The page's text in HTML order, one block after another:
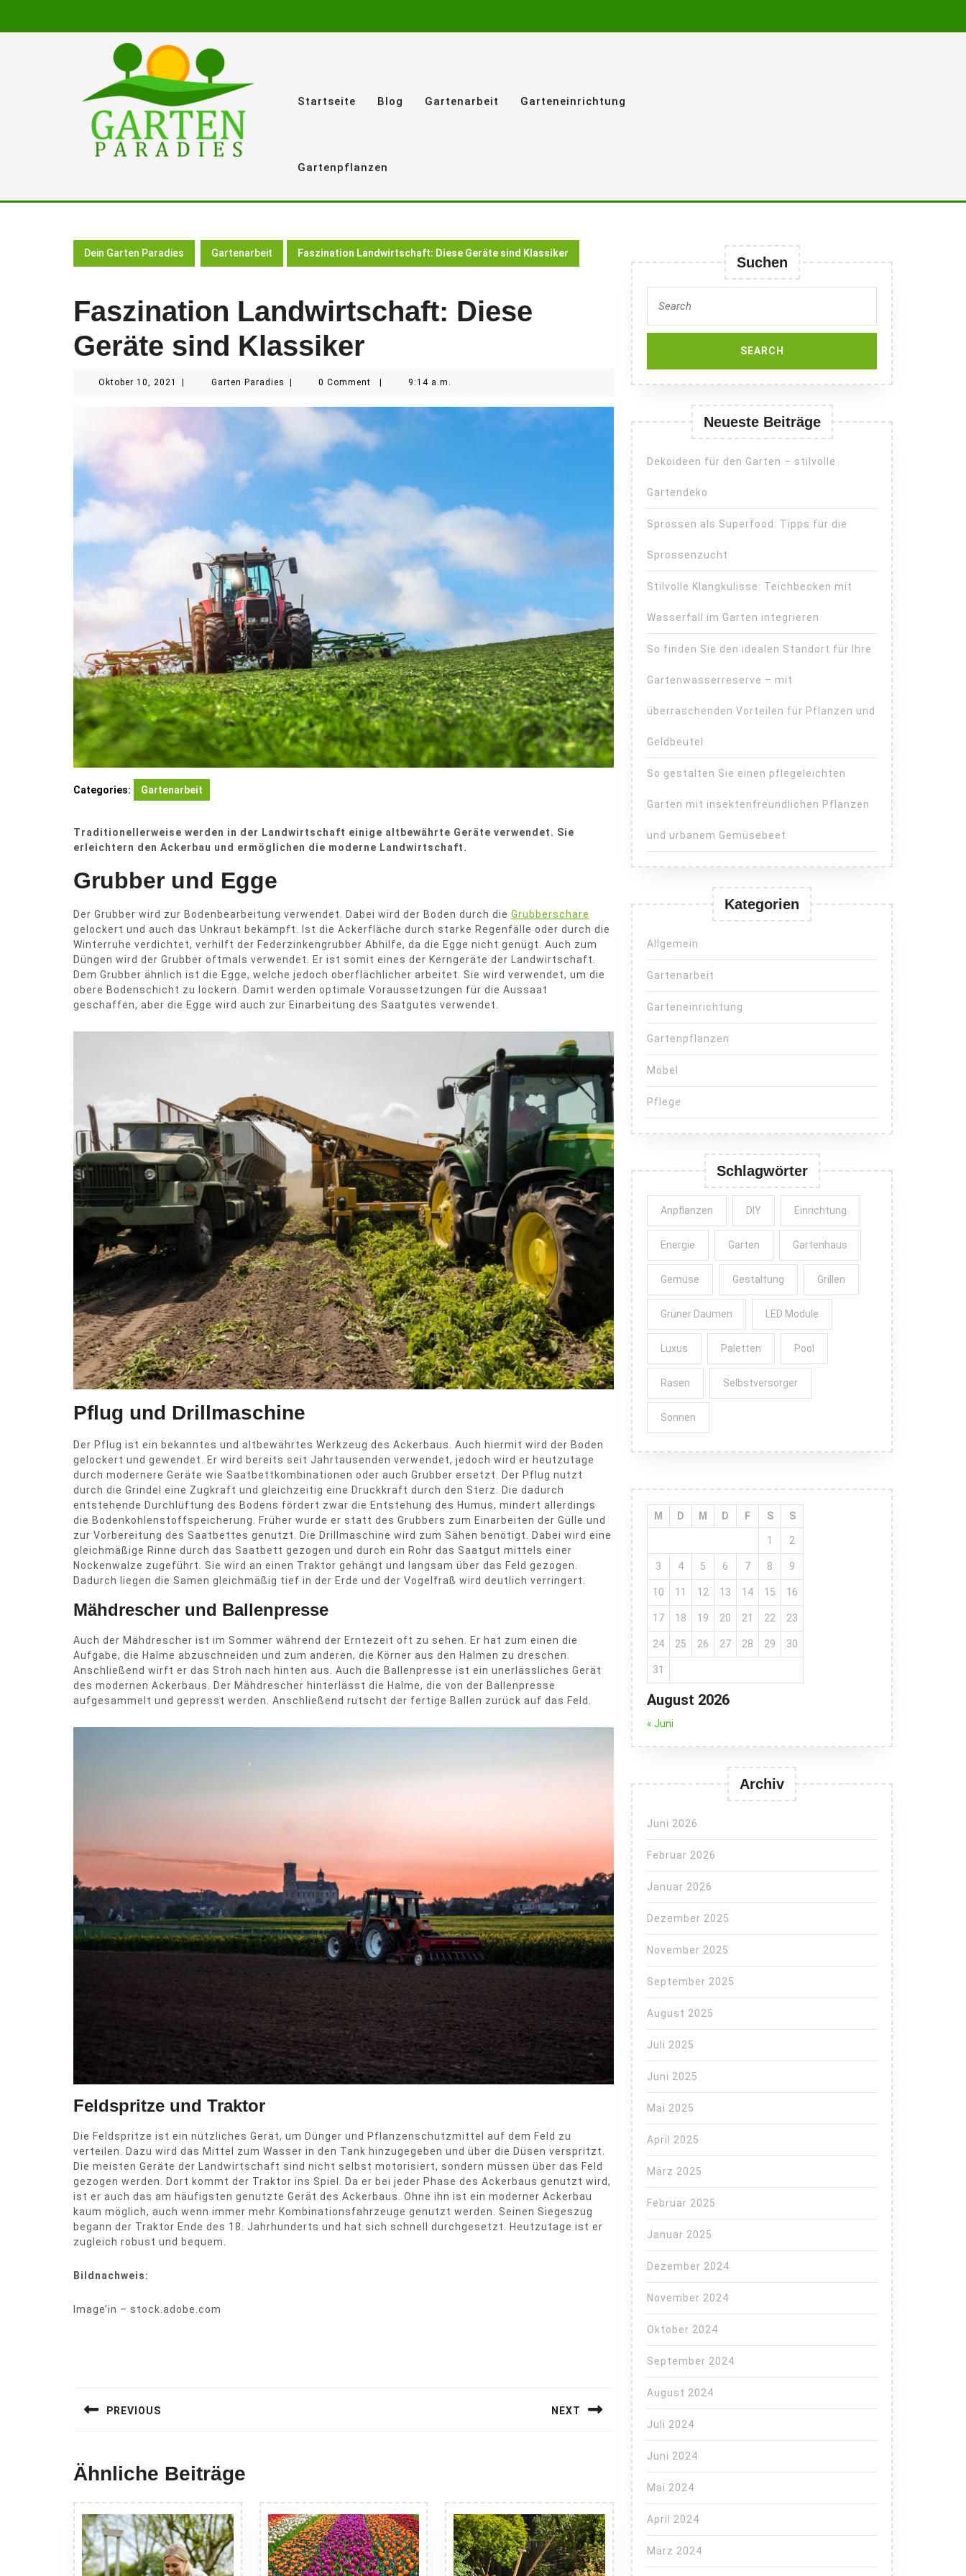
Startseite Blog Gartenarbeit Garteneinrichtung
Gartenpflanzen
Dein Garten Paradies Gartenarbeit Faszination Landwirtschaft: Diese Geräte sind Klassiker
Faszination Landwirtschaft: Diese
Geräte sind Klassiker
Oktober 10, 2021
Oktober
2021
Garten Paradies Garten
0 Comment 9:14 a.m.
Categories: Gartenarbeit
Traditionellerweise werden in der Landwirtschaft einige altbewährte Geräte verwendet. Sie
erleichtern den Ackerbau und ermöglichen die moderne Landwirtschaft.
Grubber und Egge
Der Grubber wird zur Bodenbearbeitung verwendet. Dabei wird der Boden durch die Grubberschare
gelockert und auch das Unkraut bekämpft. Ist die Ackerfläche durch starke Regenfälle oder durch die
Winterruhe verdichtet, verhilft der Federzinkengrubber Abhilfe, da die Egge nicht genügt. Auch zum
Düngen wird der Grubber oftmals verwendet. Er ist somit eines der Kerngeräte der Landwirtschaft.
Dem Grubber ähnlich ist die Egge, welche jedoch oberflächlicher arbeitet. Sie wird verwendet, um die
obere Bodenschicht zu lockern. Damit werden optimale Voraussetzungen für die Aussaat
geschaffen, aber die Egge wird auch zur Einarbeitung des Saatgutes verwendet.
Pflug und Drillmaschine
Der Pflug ist ein bekanntes und altbewährtes Werkzeug des Ackerbaus. Auch hiermit wird der Boden
gelockert und gewendet. Er wird bereits seit Jahrtausenden verwendet, jedoch wird er heutzutage
durch modernere Geräte wie Saatbettkombinationen oder auch Grubber ersetzt. Der Pflug nutzt
durch die Grindel eine Zugkraft und gleichzeitig eine Druckkraft durch den Sterz. Die dadurch
entstehende Durchlüftung des Bodens fördert zwar die Entstehung des Humus, mindert allerdings
die Bodenkohlenstoffspeicherung. Früher wurde er statt des Grubbers zum Einarbeiten der Gülle und
zur Vorbereitung des Saatbettes genutzt. Die Drillmaschine wird zum Sähen benötigt. Dabei wird eine
gleichmäßige Rinne durch das Saatbett gezogen und durch ein Rohr das Saatgut mittels einer
Nockenwalze zugeführt. Sie wird an einen Traktor gehängt und langsam über das Feld gezogen.
Dadurch liegen die Samen gleichmäßig tief in der Erde und der Vogelfraß wird deutlich verringert.
Mähdrescher und Ballenpresse
Auch der Mähdrescher ist im Sommer während der Erntezeit oft zu sehen. Er hat zum einen die
Aufgabe, die Halme abzuschneiden und zum anderen, die Körner aus den Halmen zu dreschen.
Anschließend wirft er das Stroh nach hinten aus. Auch die Ballenpresse ist ein unerlässliches Gerät
des modernen Ackerbaus. Der Mähdrescher hinterlässt die Halme, die von der Ballenpresse
aufgesammelt und gepresst werden. Anschließend rutscht der fertige Ballen zurück auf das Feld.
Feldspritze und Traktor
Die Feldspritze ist ein nützliches Gerät, um Dünger und Pflanzenschutzmittel auf dem Feld zu
verteilen. Dazu wird das Mittel zum Wasser in den Tank hinzugegeben und über die Düsen verspritzt.
Die meisten Geräte der Landwirtschaft sind nicht selbst motorisiert, sondern müssen über das Feld
gezogen werden. Dort kommt der Traktor ins Spiel. Da er bei jeder Phase des Ackerbaus genutzt wird,
ist er auch das am häufigsten genutzte Gerät des Ackerbaus. Ohne ihn ist ein moderner Ackerbau
kaum möglich, auch wenn immer mehr Kombinationsfahrzeuge genutzt werden. Seinen Siegeszug
begann der Traktor Ende des 18. Jahrhunderts und hat sich schnell durchgesetzt. Heutzutage ist er
zugleich robust und bequem.
Bildnachweis:
Image’in – stock.adobe.com
PREVIOUS NEXT
Ähnliche Beiträge
Suchen
for:
Neueste Beiträge
Dekoideen für den Garten – stilvolle
Gartendeko
Sprossen als Superfood: Tipps für die
Sprossenzucht
Stilvolle Klangkulisse: Teichbecken mit
Wasserfall im Garten integrieren
So finden Sie den idealen Standort für Ihre
Gartenwasserreserve – mit
überraschenden Vorteilen für Pflanzen und
Geldbeutel
So gestalten Sie einen pflegeleichten
Garten mit insektenfreundlichen Pflanzen
und urbanem Gemüsebeet
Kategorien
Allgemein
Gartenarbeit
Garteneinrichtung
Gartenpflanzen
Möbel
Pflege
Schlagwörter
Anpflanzen DIY Einrichtung
Energie Garten Gartenhaus
Gemüse Gestaltung Grillen
Grüner Daumen LED Module
Luxus Paletten Pool
Rasen Selbstversorger
Sonnen
August 2026
M D M D F S S
1 2
3 4 5 6 7 8 9
10 11 12 13 14 15 16
17 18 19 20 21 22 23
24 25 26 27 28 29 30
31
« Juni
Archiv
Juni 2026
Februar 2026
Januar 2026
Dezember 2025
November 2025
September 2025
August 2025
Juli 2025
Juni 2025
Mai 2025
April 2025
März 2025
Februar 2025
Januar 2025
Dezember 2024
November 2024
Oktober 2024
September 2024
August 2024
Juli 2024
Juni 2024
Mai 2024
April 2024
März 2024